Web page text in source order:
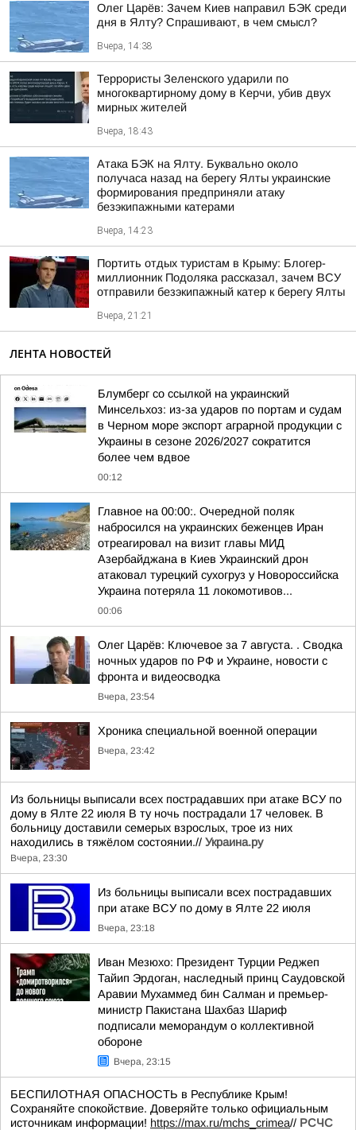
Олег Царёв: Зачем Киев направил БЭК среди
дня в Ялту? Спрашивают, в чем смысл?
Вчера, 14:38
Террористы Зеленского ударили по
многоквартирному дому в Керчи, убив двух
мирных жителей
Вчера, 18:43
Атака БЭК на Ялту. Буквально около
получаса назад на берегу Ялты украинские
формирования предприняли атаку
безэкипажными катерами
Вчера, 14:23
Портить отдых туристам в Крыму: Блогер-
миллионник Подоляка рассказал, зачем ВСУ
отправили безэкипажный катер к берегу Ялты
Вчера, 21:21
ЛЕНТА НОВОСТЕЙ
Блумберг со ссылкой на украинский
Минсельхоз: из-за ударов по портам и судам
в Черном море экспорт аграрной продукции с
Украины в сезоне 2026/2027 сократится
более чем вдвое
00:12
Главное на 00:00:. Очередной поляк
набросился на украинских беженцев Иран
отреагировал на визит главы МИД
Азербайджана в Киев Украинский дрон
атаковал турецкий сухогруз у Новороссийска
Украина потеряла 11 локомотивов...
00:06
Олег Царёв: Ключевое за 7 августа. . Сводка
ночных ударов по РФ и Украине, новости с
фронта и видеосводка
Вчера, 23:54
Хроника специальной военной операции
Вчера, 23:42
Из больницы выписали всех пострадавших при атаке ВСУ по
дому в Ялте 22 июля В ту ночь пострадали 17 человек. В
больницу доставили семерых взрослых, трое из них
находились в тяжёлом состоянии.// Украина.ру
Вчера, 23:30
Из больницы выписали всех пострадавших
при атаке ВСУ по дому в Ялте 22 июля
Вчера, 23:18
Иван Мезюхо: Президент Турции Реджеп
Тайип Эрдоган, наследный принц Саудовской
Аравии Мухаммед бин Салман и премьер-
министр Пакистана Шахбаз Шариф
подписали меморандум о коллективной
обороне
Вчера, 23:15
БЕСПИЛОТНАЯ ОПАСНОСТЬ в Республике Крым!
Сохраняйте спокойствие. Доверяйте только официальным
источникам информации! https://max.ru/mchs_crimea// РСЧС